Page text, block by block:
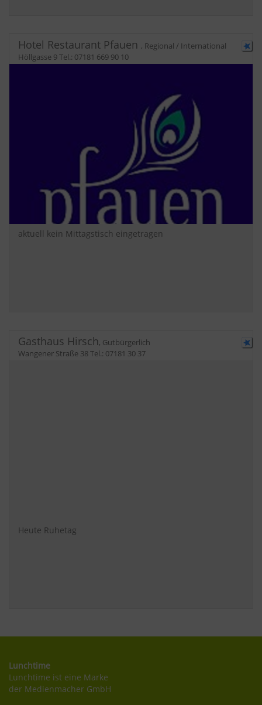
Hotel Restaurant Pfauen , Regional / International
Höllgasse 9Tel.: 07181 669 90 10
aktuell kein Mittagstisch eingetragen
Gasthaus Hirsch, Gutbürgerlich
Wangener Straße 38Tel.: 07181 30 37
Heute Ruhetag
Lunchtime
Lunchtime ist eine Marke
der Medienmacher GmbH